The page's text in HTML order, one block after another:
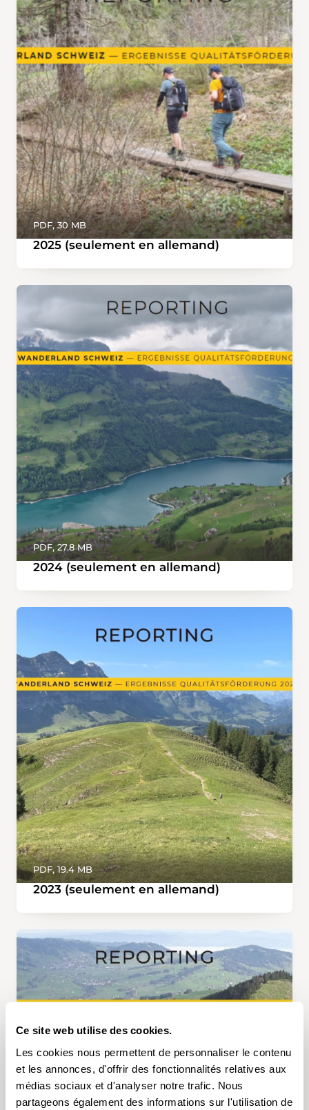
Ce site web utilise des cookies.
Les cookies nous permettent de personnaliser le contenu
et les annonces, d'offrir des fonctionnalités relatives aux
médias sociaux et d'analyser notre trafic. Nous
partageons également des informations sur l'utilisation de
2025 (seulement en allemand)
PDF, 30 MB
2024 (seulement en allemand)
PDF, 27.8 MB
2023 (seulement en allemand)
PDF, 19.4 MB